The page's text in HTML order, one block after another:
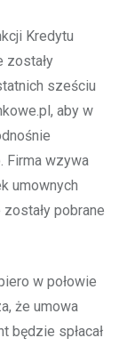
Kredytu
zostały
sześciu
aby w
Firma wzywa
umownych
pobrane
w połowie
że umowa
będzie spłacał